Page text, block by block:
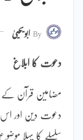
Byابویحییٰ
دعوت کا ابلاغ
مضامین قرآن
دعوت دین اور اس
سلسلے کا پہلا